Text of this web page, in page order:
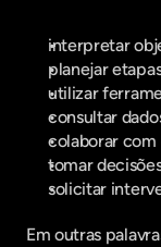
interpretar
planejar
utilizar
consultar
colaborar com
tomar
solicitar
Em outras